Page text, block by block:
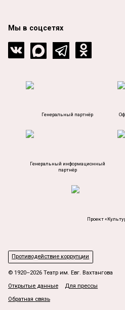
Мы в соцсетях
Генеральный партнёр
Генеральный информационный
партнёр
Проект
Противодействие коррупции
© 1920–2026 Театр им. Евг. Вахтангова
Открытые данные Для прессы
Обратная связь